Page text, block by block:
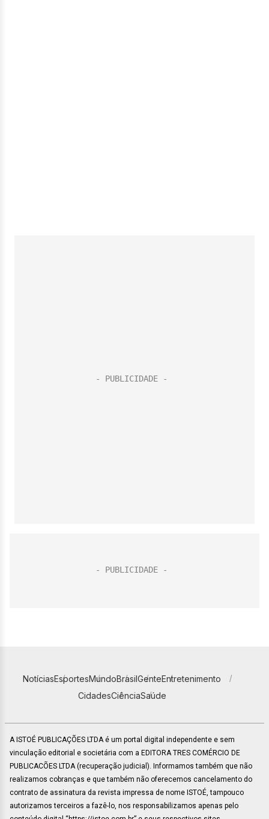
NotíciasEsportesMundoBrasilGenteEntretenimento
CidadesCiênciaSaúde
A ISTOÉ PUBLICAÇÕES LTDA é um portal digital independente e sem
vinculação editorial e societária com a EDITORA TRES COMÉRCIO DE
PUBLICACÕES LTDA (recuperação judicial). Informamos também que não
realizamos cobranças e que também não oferecemos cancelamento do
contrato de assinatura da revista impressa de nome ISTOÉ, tampouco
autorizamos terceiros a fazê-lo, nos responsabilizamos apenas pelo